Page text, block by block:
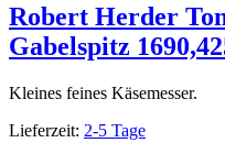
Robert Herder
Gabelspitz
Kleines feines Käsemesser.
Lieferzeit: 2-5 Tage